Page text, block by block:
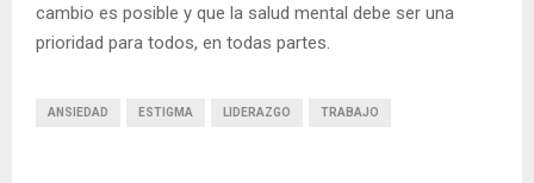
cambio es posible y que la salud mental debe ser una
prioridad para todos, en todas partes.
ANSIEDAD ESTIGMA LIDERAZGO TRABAJO